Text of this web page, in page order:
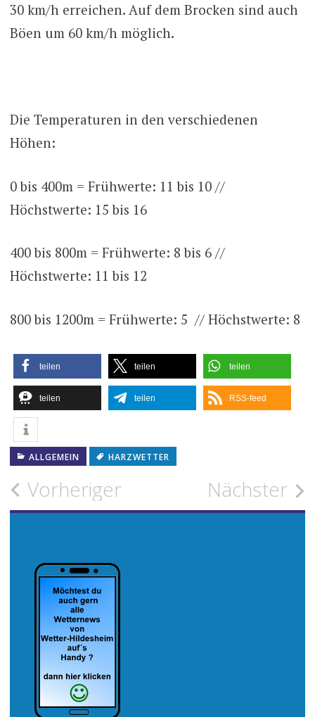
30 km/h erreichen. Auf dem Brocken sind auch
Böen um 60 km/h möglich.
Die Temperaturen in den verschiedenen
Höhen:
0 bis 400m = Frühwerte: 11 bis 10 //
Höchstwerte: 15 bis 16
400 bis 800m = Frühwerte: 8 bis 6 //
Höchstwerte: 11 bis 12
800 bis 1200m = Frühwerte: 5 // Höchstwerte: 8
teilen teilen teilen
teilen teilen RSS-feed
ALLGEMEIN HARZWETTER
Beitragsnavigation
Vorheriger Nächster